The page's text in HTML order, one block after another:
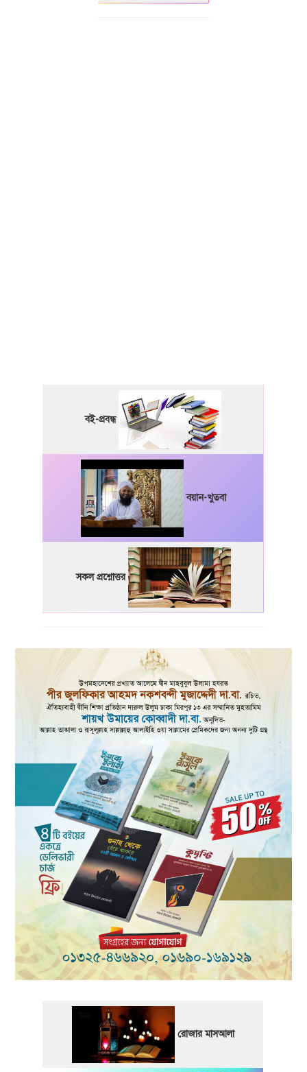
বই-প্রবন্ধ
বয়ান-খুতবা
সকল প্রশ্নোত্তর
রোজার মাসআলা